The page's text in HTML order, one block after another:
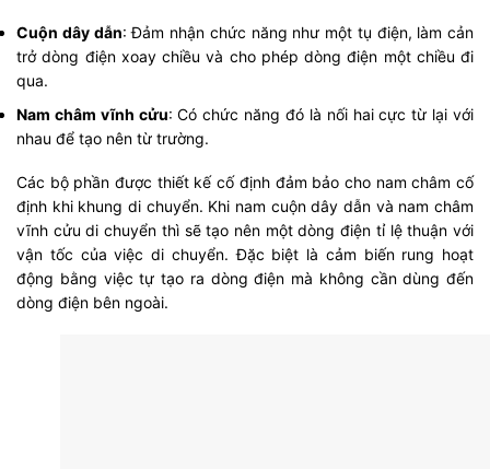
Cuộn dây dẫn: Đảm nhận chức năng như một tụ điện, làm cản
trở dòng điện xoay chiều và cho phép dòng điện một chiều đi
qua.
Nam châm vĩnh cửu: Có chức năng đó là nối hai cực từ lại với
nhau để tạo nên từ trường.
Các bộ phần được thiết kế cố định đảm bảo cho nam châm cố
định khi khung di chuyển. Khi nam cuộn dây dẫn và nam châm
vĩnh cửu di chuyển thì sẽ tạo nên một dòng điện tỉ lệ thuận với
vận tốc của việc di chuyển. Đặc biệt là cảm biến rung hoạt
động bằng việc tự tạo ra dòng điện mà không cần dùng đến
dòng điện bên ngoài.